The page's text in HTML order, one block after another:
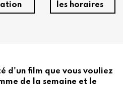
les horaires
d'un film que vous vouliez
de la semaine et le